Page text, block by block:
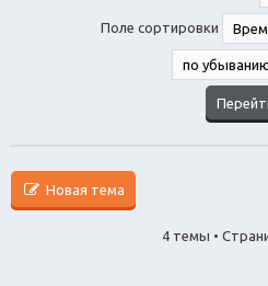
Поле сортировки
Новая тема
4 темы •